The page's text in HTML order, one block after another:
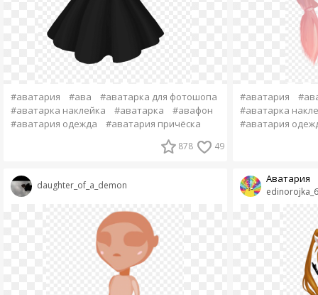
#аватария #ава
#аватарка для фотошопа
#аватарка наклейка
#аватарка
#авафон
#аватария одежда
#аватария причёска
878 49
daughter_of_a_demon
#аватария
#аватарка
#аватария
Аватария